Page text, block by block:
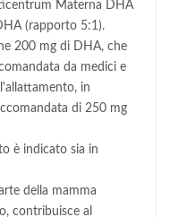
Materna DHA
(rapporto 5:1).
200 mg di DHA, che
da medici e
in
di 250 mg
è indicato sia in
della mamma
contribuisce al